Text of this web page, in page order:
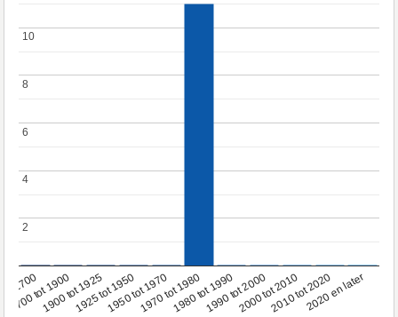
1700
1700 tot 1900
1900 tot 19251925 tot 19501950 tot 19701970 tot 19801980 tot 19901990 tot 20002000 tot 20102010 tot 20202020 en later
2
2
4
4
6
6
8
8
10
10